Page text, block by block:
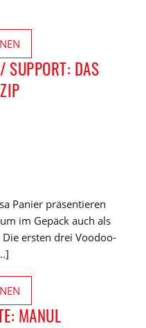
SUPPORT: DAS
Panier präsentieren
im Gepäck auch als
ersten drei Voodoo-
MANUL